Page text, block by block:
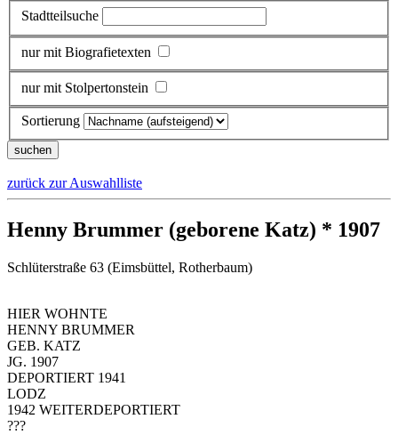
Stadtteilsuche
nur mit Biografietexten
nur mit Stolpertonstein
Sortierung
zurück zur Auswahlliste
Henny Brummer (geborene Katz) * 1907
Schlüterstraße 63 (Eimsbüttel, Rotherbaum)
HIER WOHNTE
HENNY BRUMMER
GEB. KATZ
JG. 1907
DEPORTIERT 1941
LODZ
1942 WEITERDEPORTIERT
???